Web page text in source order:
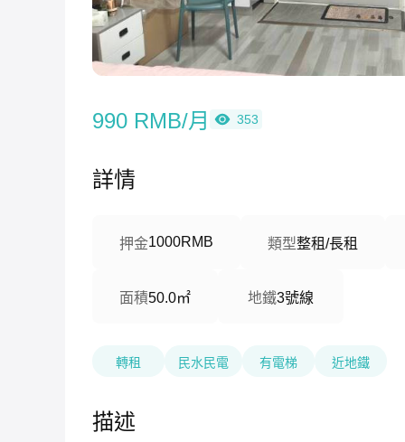
990 RMB/月 353
詳情
押金1000RMB 類型整租/長租
面積50.0㎡ 地鐵3號線
轉租 民水民電 有電梯 近地鐵
描述